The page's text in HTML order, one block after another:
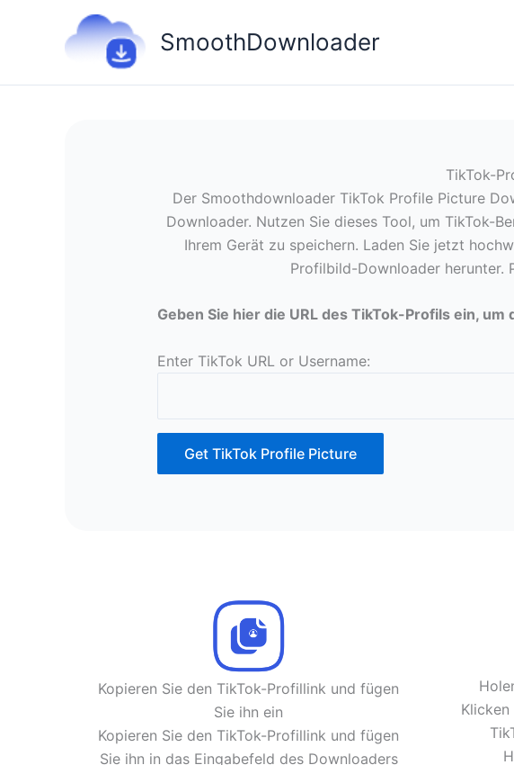
SmoothDownloader
TikTok-
Der Smoothdownloader TikTok Profile Picture
Downloader. Nutzen Sie dieses Tool, um TikTok-
Ihrem Gerät zu speichern. Laden Sie jetzt
Profilbild-Downloader herunter.
Geben Sie hier die URL des TikTok-Profils ein, um
Enter TikTok URL or Username:
Get TikTok Profile Picture
Kopieren Sie den TikTok-Profillink und fügen
Sie ihn ein
Kopieren Sie den TikTok-Profillink und fügen
Sie ihn in das Eingabefeld des Downloaders